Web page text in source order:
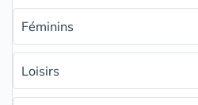
Féminins
Loisirs